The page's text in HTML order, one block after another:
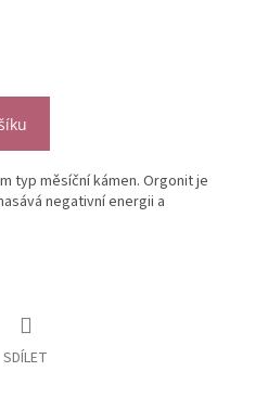
typ měsíční kámen. Orgonit je
negativní energii a
SDÍLET